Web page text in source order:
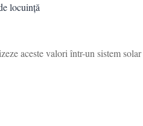
locuință
aceste valori într-un sistem